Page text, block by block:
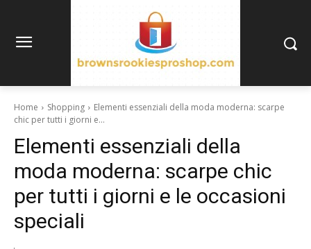
Home Shopping
Elementi essenziali della moda moderna: scarpe
chic per tutti i giorni e...
Elementi essenziali della
moda moderna: scarpe chic
per tutti i giorni e le occasioni
speciali